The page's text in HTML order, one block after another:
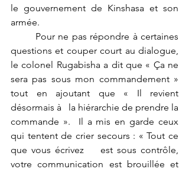
le gouvernement de Kinshasa et son
armée.
questions et couper court au dialogue,
le colonel Rugabisha a dit que « Ça ne
sera pas sous mon commandement »
tout en ajoutant que « Il revient
désormais à   la hiérarchie de prendre la
commande ».  Il a mis en garde ceux
qui tentent de crier secours : « Tout ce
que vous écrivez    est sous contrôle,
votre communication est brouillée et